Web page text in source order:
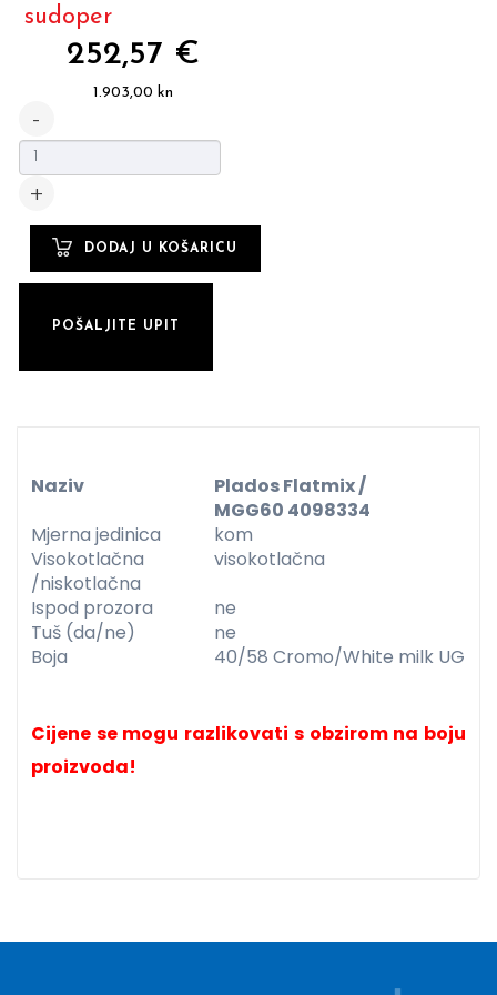
sudoper
252,57 €
1.903,00 kn
POŠALJITE UPIT
Naziv
Plados Flatmix /
MGG60 4098334
Mjerna jedinica
kom
Visokotlačna
/niskotlačna
visokotlačna
Ispod prozora
ne
Tuš (da/ne)
ne
Boja
40/58 Cromo/White milk UG
Cijene se mogu razlikovati s obzirom na boju
proizvoda!